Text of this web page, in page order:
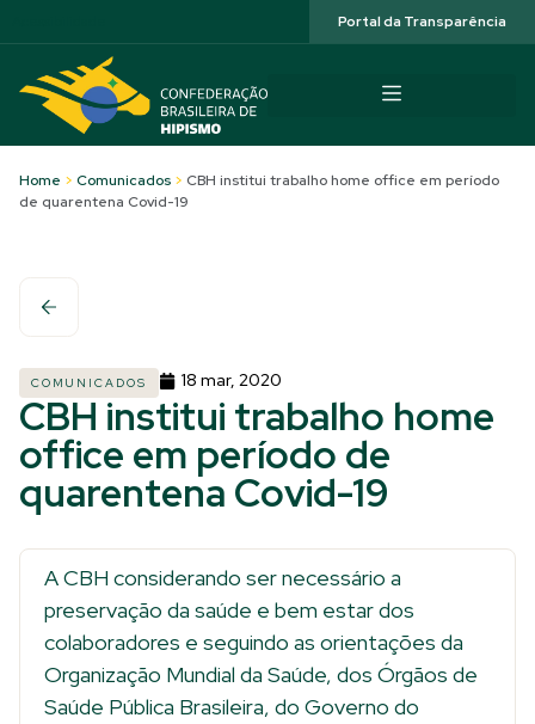
Portal da Transparência
Home > Comunicados > CBH institui trabalho home office em período
de quarentena Covid-19
COMUNICADOS 18 mar, 2020
CBH institui trabalho home
office em período de
quarentena Covid-19
A CBH considerando ser necessário a
preservação da saúde e bem estar dos
colaboradores e seguindo as orientações da
Organização Mundial da Saúde, dos Órgãos de
Saúde Pública Brasileira, do Governo do